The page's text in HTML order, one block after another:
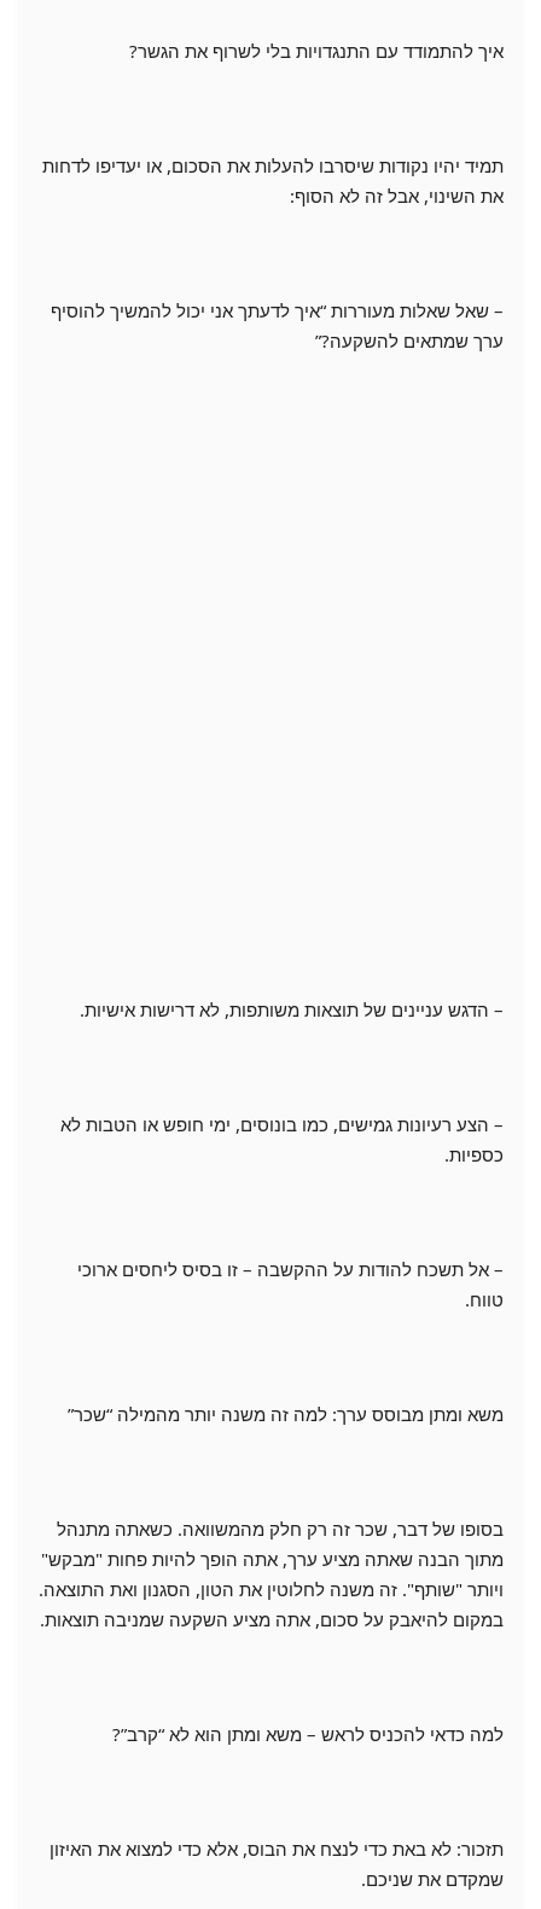
איך להתמודד עם התנגדויות בלי לשרוף את הגשר?
תמיד יהיו נקודות שיסרבו להעלות את הסכום, או יעדיפו לדחות
את השינוי, אבל זה לא הסוף:
– שאל שאלות מעוררות “איך לדעתך אני יכול להמשיך להוסיף
ערך שמתאים להשקעה?”
– הדגש עניינים של תוצאות משותפות, לא דרישות אישיות.
– הצע רעיונות גמישים, כמו בונוסים, ימי חופש או הטבות לא
כספיות.
– אל תשכח להודות על ההקשבה – זו בסיס ליחסים ארוכי
טווח.
משא ומתן מבוסס ערך: למה זה משנה יותר מהמילה “שכר”
בסופו של דבר, שכר זה רק חלק מהמשוואה. כשאתה מתנהל
מתוך הבנה שאתה מציע ערך, אתה הופך להיות פחות "מבקש"
ויותר "שותף". זה משנה לחלוטין את הטון, הסגנון ואת התוצאה.
במקום להיאבק על סכום, אתה מציע השקעה שמניבה תוצאות.
למה כדאי להכניס לראש – משא ומתן הוא לא “קרב”?
תזכור: לא באת כדי לנצח את הבוס, אלא כדי למצוא את האיזון
שמקדם את שניכם.